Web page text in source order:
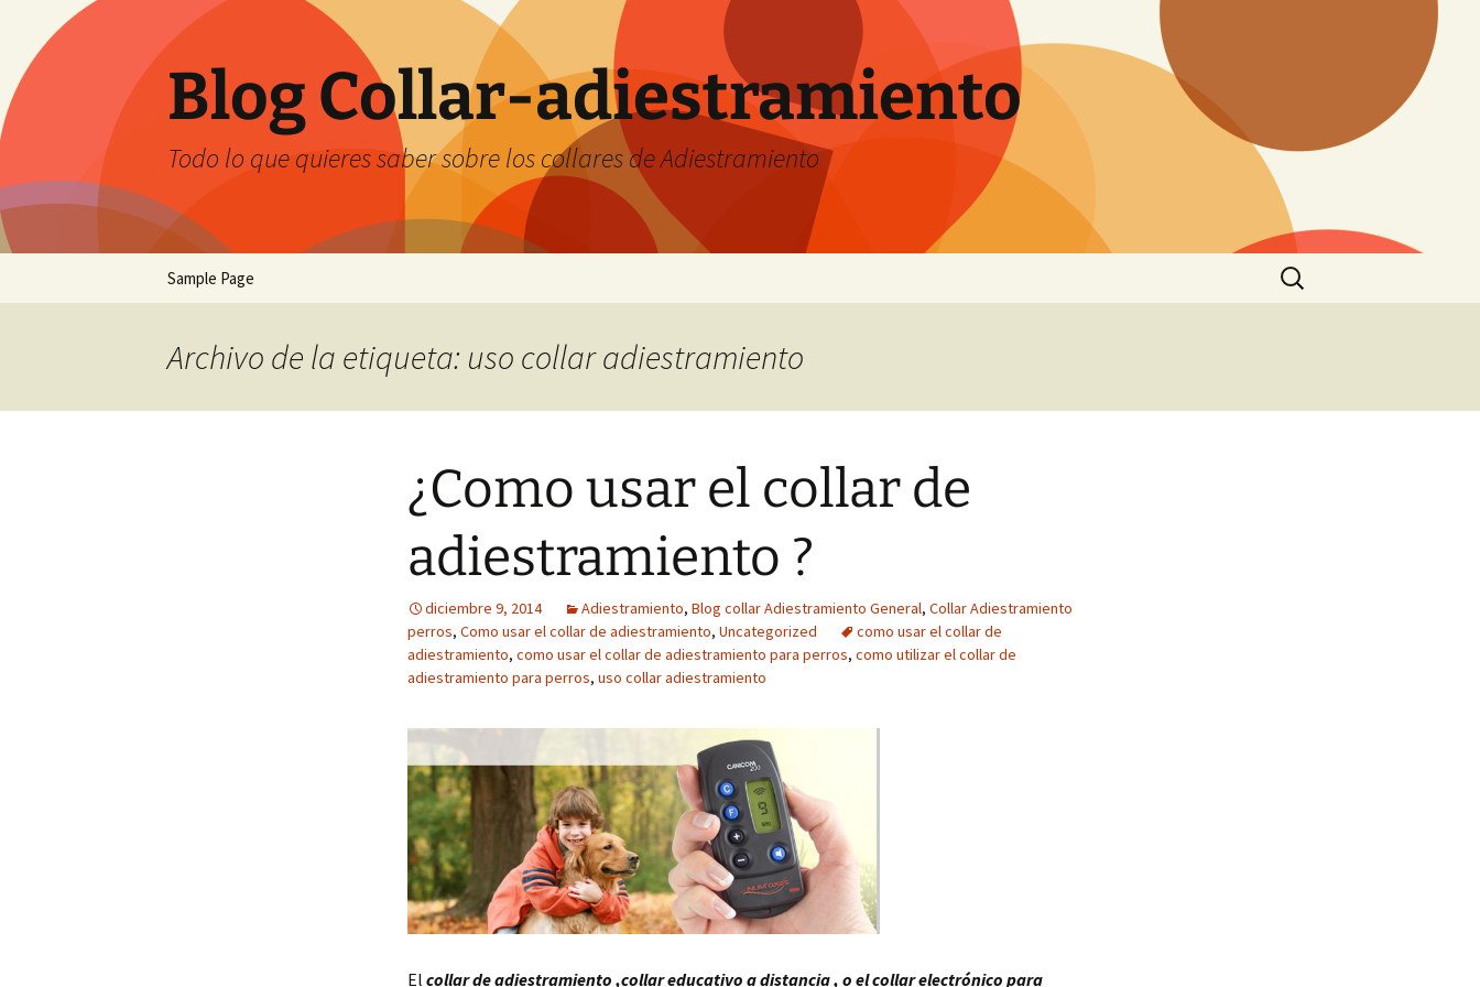
contenido
Blog Collar-adiestramiento
Todo lo que quieres saber sobre los collares de Adiestramiento
Sample Page
Buscar:
Archivo de la etiqueta: uso collar adiestramiento
¿Como usar el collar de
adiestramiento ?
diciembre 9, 2014 Adiestramiento, Blog collar Adiestramiento General, Collar Adiestramiento
perros, Como usar el collar de adiestramiento, Uncategorized
como usar el collar de
adiestramiento, como usar el collar de adiestramiento para perros, como utilizar el collar de
adiestramiento para perros, uso collar adiestramiento
El collar de adiestramiento ,collar educativo a distancia , o el collar electrónico para